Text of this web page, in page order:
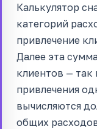
Калькулятор
категорий
привлечение
Далее эта
клиентов — так
привлечения
вычисляются
общих